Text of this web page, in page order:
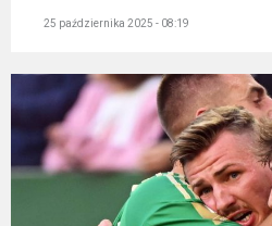
25 października 2025 - 08:19